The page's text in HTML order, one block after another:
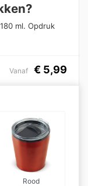
ml. Opdruk
Vanaf € 5,99
Rood